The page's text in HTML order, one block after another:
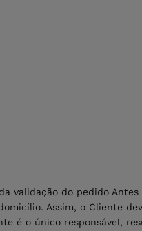
validação do pedido
Assim, o Cliente
é o único responsável,